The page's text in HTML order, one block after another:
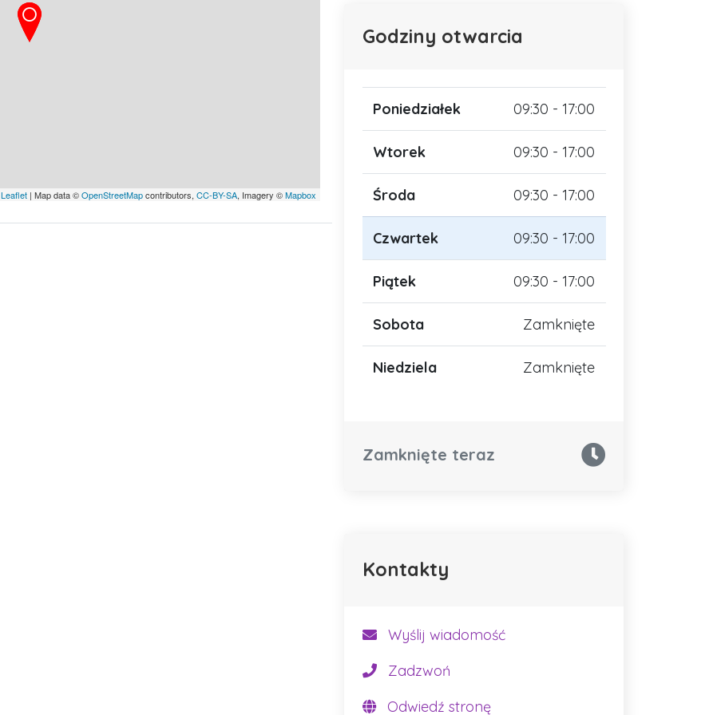
Leaflet | Map data ©OpenStreetMapcontributors, CC-BY-SA, Imagery ©Mapbox
Godziny otwarcia
Poniedziałek 09:30 - 17:00
Wtorek 09:30 - 17:00
Środa 09:30 - 17:00
Czwartek 09:30 - 17:00
Piątek 09:30 - 17:00
Sobota Zamknięte
Niedziela Zamknięte
Zamknięte teraz
Kontakty
Wyślij wiadomość
Zadzwoń
Odwiedź stronę